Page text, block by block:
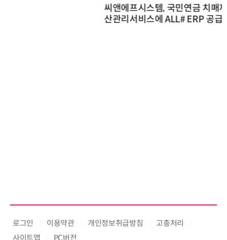
씨앤에프시스템, 국민연금 치매재
산관리서비스에 ALL# ERP 공급
로그인 이용약관 개인정보취급방침
고충처리
사이트맵
PC버전